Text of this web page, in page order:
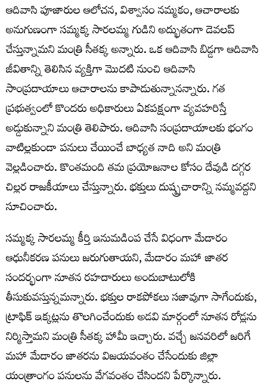
ఆదివాసి పూజారుల ఆలోచన, విశ్వాసం నమ్మకం, ఆచారాలకు
అనుగుణంగా సమ్మక్క సారలమ్మ గుడిని అద్భుతంగా డెవలప్
చేస్తున్నామని మంత్రి సీతక్క అన్నారు. ఒక ఆదివాసి బిడ్డగా ఆదివాసి
జీవితాన్ని తెలిసిన వ్యక్తిగా మొదటి నుంచి ఆదివాసి
సాంప్రదాయాలు ఆచారాలను కాపాడుతున్నానన్నారు. గత
ప్రభుత్వంలో కొందరు అధికారులు ఏకపక్షంగా వ్యవహరిస్తే
అడ్డుకున్నాని మంత్రి తెలిపారు. ఆదివాసి సంప్రదాయాలకు భంగం
వాటిల్లకుండా పనులు చేయించే బాధ్యత నాది అని మంత్రి
వెల్లడించారు. కొంతమంది తమ ప్రయోజనాల కోసం దేవుడి దగ్గర
చిల్లర రాజకీయాలు చేస్తున్నారు. భక్తులు దుష్ప్రచారాన్ని నమ్మవద్దని
సూచించారు.
సమ్మక్క సారలమ్మ కీర్తి ఇనుమడింప చేసే విధంగా మేడారం
ఆధునీకరణ పనులు జరుగుతాయని, మేడారం మహా జాతర
సందర్భంగా నూతన రహదారులు అందుబాటులోకి
తీసుకువస్తున్నమన్నారు. భక్తుల రాకపోకలు సజావుగా సాగేందుకు,
ట్రాఫిక్ ఇక్కట్లను తొలగించేందుకు అడవి మార్గంలో నూతన రోడ్లను
నిర్మిస్తామని మంత్రి సీతక్క హామీ ఇచ్చారు. వచ్చే జనవరిలో జరిగే
మహా మేడారం జాతరను విజయవంతం చేసేందుకు జిల్లా
యంత్రాంగం పనులను వేగవంతం చేసిందని పేర్కొన్నారు.